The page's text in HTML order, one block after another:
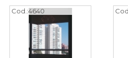
Cod.:4640